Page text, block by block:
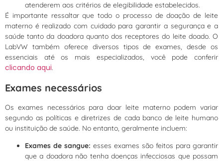
atenderem aos critérios de elegibilidade estabelecidos.
É importante ressaltar que todo o processo de doação de leite
materno é realizado com cuidado para garantir a segurança e a
saúde tanto da doadora quanto dos receptores do leite doado. O
LabVW também oferece diversos tipos de exames, desde os
essenciais até os mais especializados, você pode conferir
clicando aqui.
Exames necessários
Os exames necessários para doar leite materno podem variar
segundo as políticas e diretrizes de cada banco de leite humano
ou instituição de saúde. No entanto, geralmente incluem:
Exames de sangue: esses exames são feitos para garantir
que a doadora não tenha doenças infecciosas que possam